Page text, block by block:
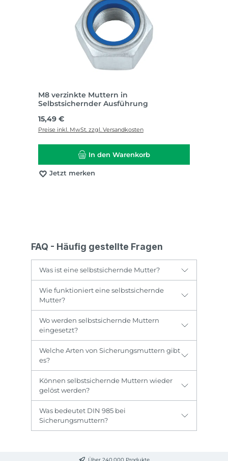
M8 verzinkte Muttern in
Selbstsichernder Ausführung
Regulärer Preis:
15,49 €
Preise inkl. MwSt. zzgl. Versandkosten
In den Warenkorb
Jetzt merken
FAQ - Häufig gestellte Fragen
Was ist eine selbstsichernde Mutter?
Wie funktioniert eine selbstsichernde
Mutter?
Wo werden selbstsichernde Muttern
eingesetzt?
Welche Arten von Sicherungsmuttern gibt
es?
Können selbstsichernde Muttern wieder
gelöst werden?
Was bedeutet DIN 985 bei
Sicherungsmuttern?
Über 240.000 Produkte